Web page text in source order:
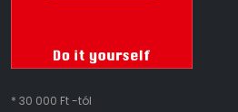
* 30 000 Ft -tól